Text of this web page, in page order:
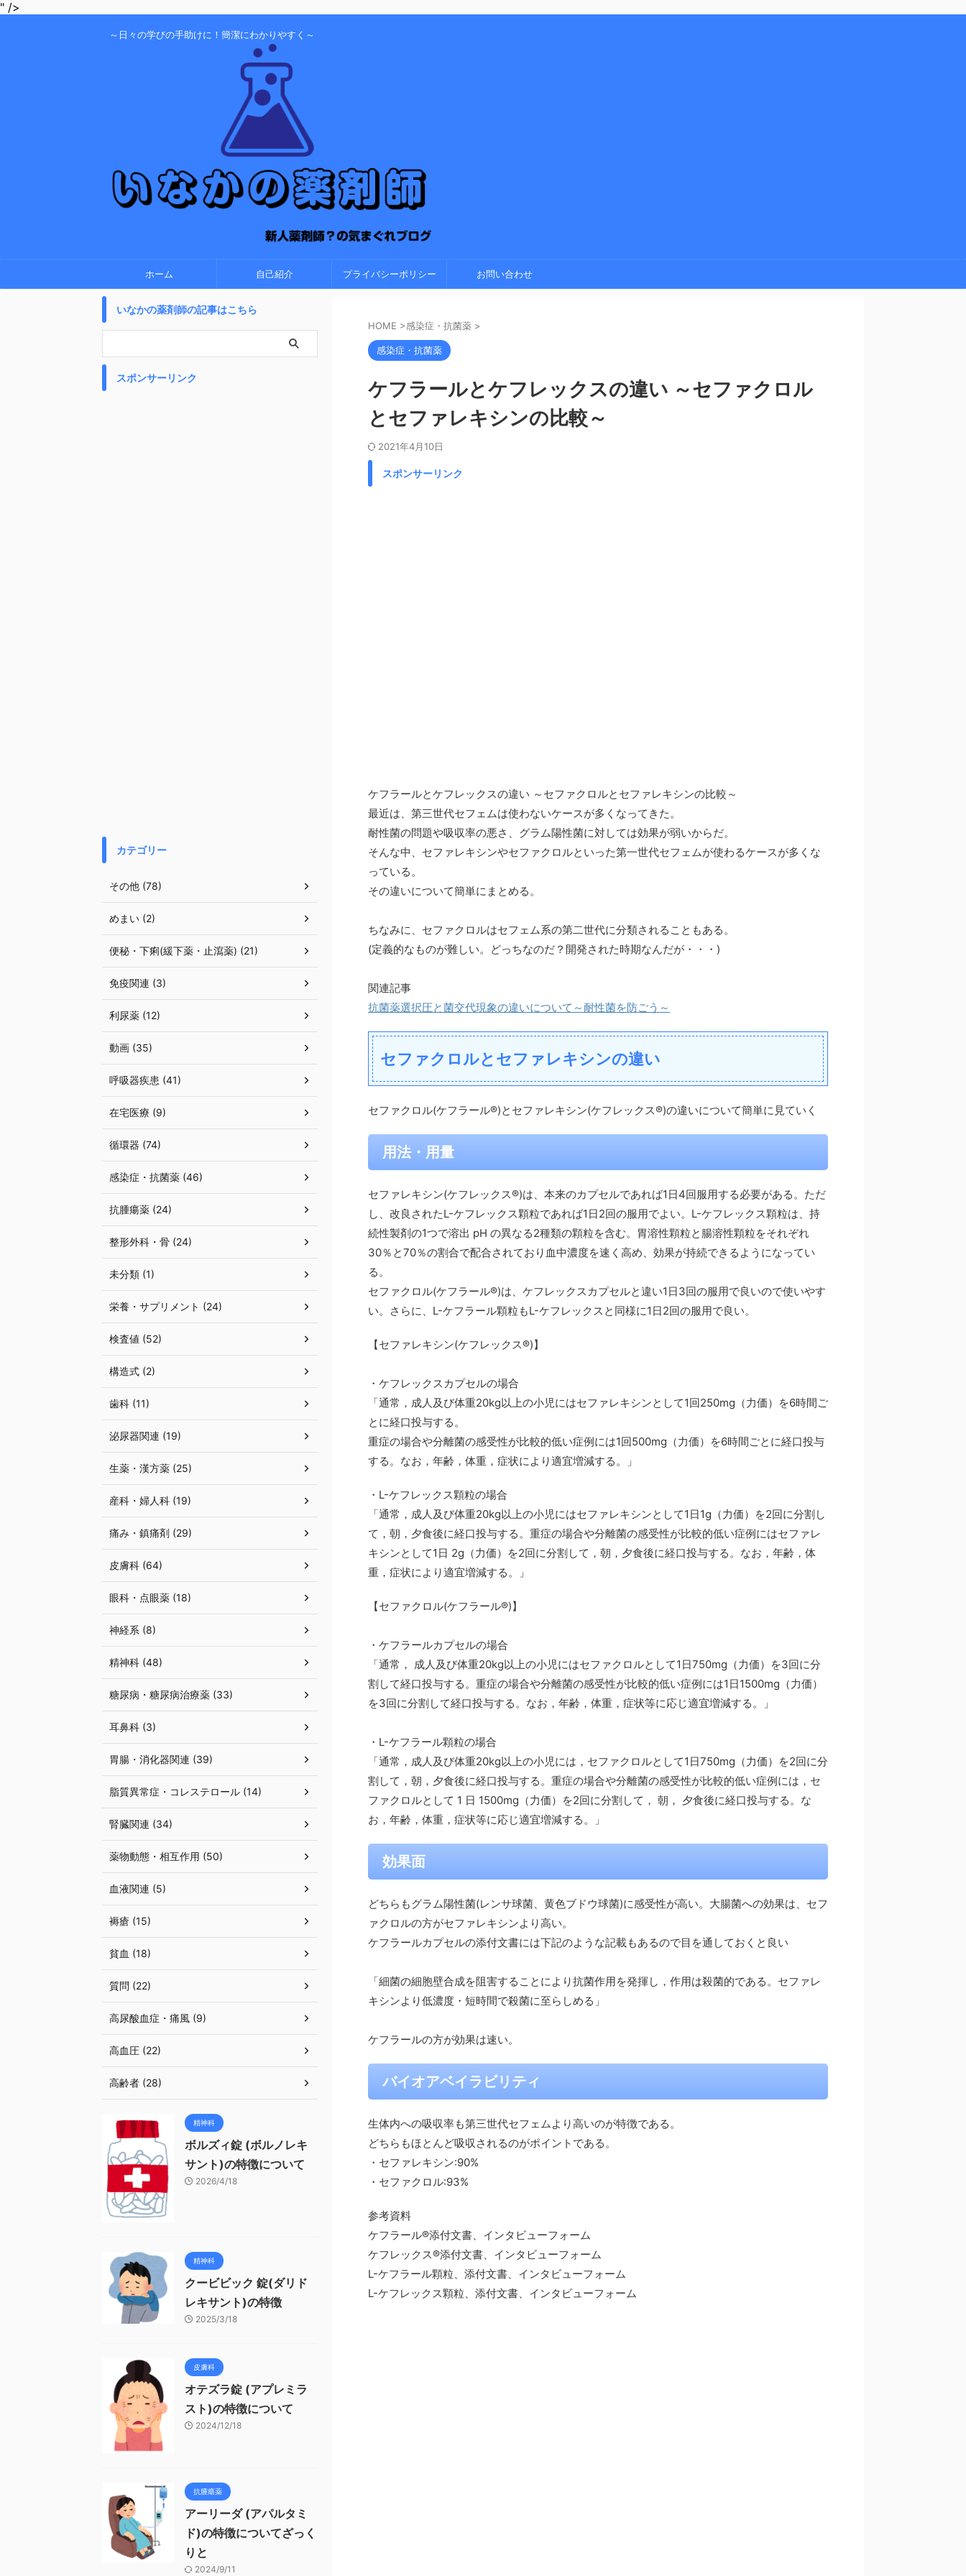
" />
～日々の学びの手助けに！簡潔にわかりやすく～
ホーム 自己紹介 プライバシーポリシー お問い合わせ
HOME >感染症・抗菌薬 >
感染症・抗菌薬
ケフラールとケフレックスの違い ～セファクロル
とセファレキシンの比較～
2021年4月10日
スポンサーリンク
ケフラールとケフレックスの違い ～セファクロルとセファレキシンの比較～
最近は、第三世代セフェムは使わないケースが多くなってきた。
耐性菌の問題や吸収率の悪さ、グラム陽性菌に対しては効果が弱いからだ。
そんな中、セファレキシンやセファクロルといった第一世代セフェムが使わるケースが多くな
っている。
その違いについて簡単にまとめる。
ちなみに、セファクロルはセフェム系の第二世代に分類されることもある。
(定義的なものが難しい。どっちなのだ？開発された時期なんだが・・・)
関連記事
抗菌薬選択圧と菌交代現象の違いについて～耐性菌を防ごう～
セファクロルとセファレキシンの違い
セファクロル(ケフラール®)とセファレキシン(ケフレックス®)の違いについて簡単に見ていく
用法・用量
セファレキシン(ケフレックス®)は、本来のカプセルであれば1日4回服用する必要がある。ただ
し、改良されたL-ケフレックス顆粒であれば1日2回の服用でよい。L-ケフレックス顆粒は、持
続性製剤の1つで溶出 pH の異なる2種類の顆粒を含む。胃溶性顆粒と腸溶性顆粒をそれぞれ
30％と70％の割合で配合されており血中濃度を速く高め、効果が持続できるようになってい
る。
セファクロル(ケフラール®)は、ケフレックスカプセルと違い1日3回の服用で良いので使いやす
い。さらに、L-ケフラール顆粒もL-ケフレックスと同様に1日2回の服用で良い。
【セファレキシン(ケフレックス®)】
・ケフレックスカプセルの場合
「通常，成人及び体重20kg以上の小児にはセファレキシンとして1回250mg（力価）を6時間ご
とに経口投与する。
重症の場合や分離菌の感受性が比較的低い症例には1回500mg（力価）を6時間ごとに経口投与
する。なお，年齢，体重，症状により適宜増減する。」
・L-ケフレックス顆粒の場合
「通常，成人及び体重20kg以上の小児にはセファレキシンとして1日1g（力価）を2回に分割し
て，朝，夕食後に経口投与する。重症の場合や分離菌の感受性が比較的低い症例にはセファレ
キシンとして1日 2g（力価）を2回に分割して，朝，夕食後に経口投与する。なお，年齢，体
重，症状により適宜増減する。」
【セファクロル(ケフラール®)】
・ケフラールカプセルの場合
「通常， 成人及び体重20kg以上の小児にはセファクロルとして1日750mg（力価）を3回に分
割して経口投与する。重症の場合や分離菌の感受性が比較的低い症例には1日1500mg（力価）
を3回に分割して経口投与する。なお，年齢，体重，症状等に応じ適宜増減する。」
・L-ケフラール顆粒の場合
「通常，成人及び体重20kg以上の小児には，セファクロルとして1日750mg（力価）を2回に分
割して，朝，夕食後に経口投与する。重症の場合や分離菌の感受性が比較的低い症例には，セ
ファクロルとして 1 日 1500mg（力価）を2回に分割して， 朝， 夕食後に経口投与する。な
お，年齢，体重，症状等に応じ適宜増減する。」
効果面
どちらもグラム陽性菌(レンサ球菌、黄色ブドウ球菌)に感受性が高い。大腸菌への効果は、セフ
ァクロルの方がセファレキシンより高い。
ケフラールカプセルの添付文書には下記のような記載もあるので目を通しておくと良い
「細菌の細胞壁合成を阻害することにより抗菌作用を発揮し，作用は殺菌的である。セファレ
キシンより低濃度・短時間で殺菌に至らしめる」
ケフラールの方が効果は速い。
バイオアベイラビリティ
生体内への吸収率も第三世代セフェムより高いのが特徴である。
どちらもほとんど吸収されるのがポイントである。
・セファレキシン:90%
・セファクロル:93%
参考資料
ケフラール®添付文書、インタビューフォーム
ケフレックス®添付文書、インタビューフォーム
L-ケフラール顆粒、添付文書、インタビューフォーム
L-ケフレックス顆粒、添付文書、インタビューフォーム
いなかの薬剤師の記事はこちら
スポンサーリンク
カテゴリー
その他 (78)
めまい (2)
便秘・下痢(緩下薬・止瀉薬) (21)
免疫関連 (3)
利尿薬 (12)
動画 (35)
呼吸器疾患 (41)
在宅医療 (9)
循環器 (74)
感染症・抗菌薬 (46)
抗腫瘍薬 (24)
整形外科・骨 (24)
未分類 (1)
栄養・サプリメント (24)
検査値 (52)
構造式 (2)
歯科 (11)
泌尿器関連 (19)
生薬・漢方薬 (25)
産科・婦人科 (19)
痛み・鎮痛剤 (29)
皮膚科 (64)
眼科・点眼薬 (18)
神経系 (8)
精神科 (48)
糖尿病・糖尿病治療薬 (33)
耳鼻科 (3)
胃腸・消化器関連 (39)
脂質異常症・コレステロール (14)
腎臓関連 (34)
薬物動態・相互作用 (50)
血液関連 (5)
褥瘡 (15)
貧血 (18)
質問 (22)
高尿酸血症・痛風 (9)
高血圧 (22)
高齢者 (28)
精神科
ボルズィ錠 (ボルノレキ
サント)の特徴について
2026/4/18
精神科
クービビック 錠(ダリド
レキサント)の特徴
2025/3/18
皮膚科
オテズラ錠 (アプレミラ
スト)の特徴について
2024/12/18
抗腫瘍薬
アーリーダ (アパルタミ
ド)の特徴についてざっく
りと
2024/9/11